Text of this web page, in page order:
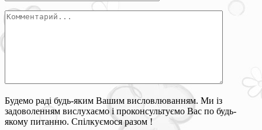
Будемо раді будь-яким Вашим висловлюванням. Ми із
задоволенням вислухаємо і проконсультуємо Вас по будь-
якому питанню. Спілкуємося разом !